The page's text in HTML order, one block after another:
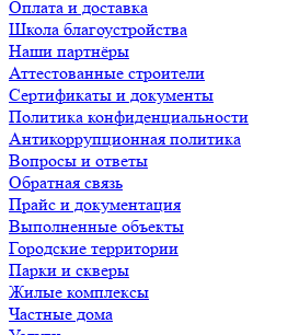
Оплата и доставка
Школа благоустройства
Наши партнёры
Аттестованные строители
Сертификаты и документы
Политика конфиденциальности
Антикоррупционная политика
Вопросы и ответы
Обратная связь
Прайс и документация
Выполненные объекты
Городские территории
Парки и скверы
Жилые комплексы
Частные дома